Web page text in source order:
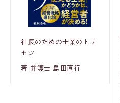
社長のための士業のトリ
セツ
著 弁護士 島田直行